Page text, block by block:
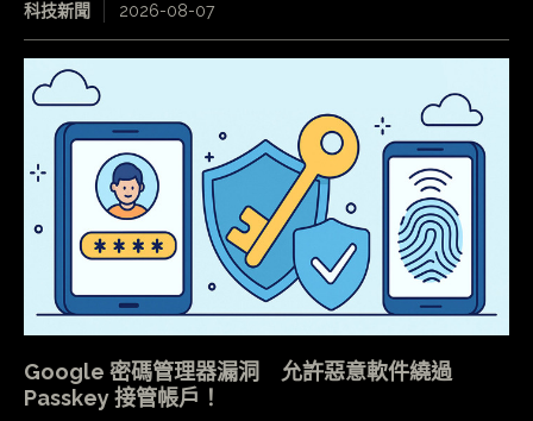
科技新聞 2026-08-07
Google 密碼管理器漏洞 允許惡意軟件繞過
Passkey 接管帳戶！